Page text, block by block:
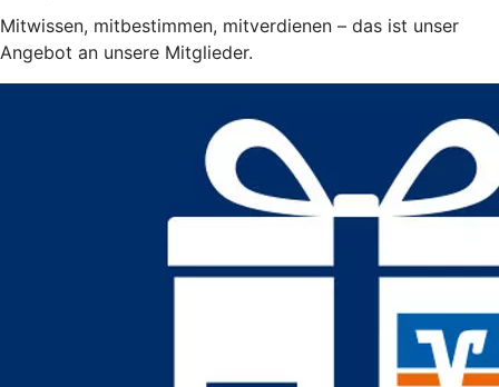
Mitwissen, mitbestimmen, mitverdienen – das ist unser
Angebot an unsere Mitglieder.